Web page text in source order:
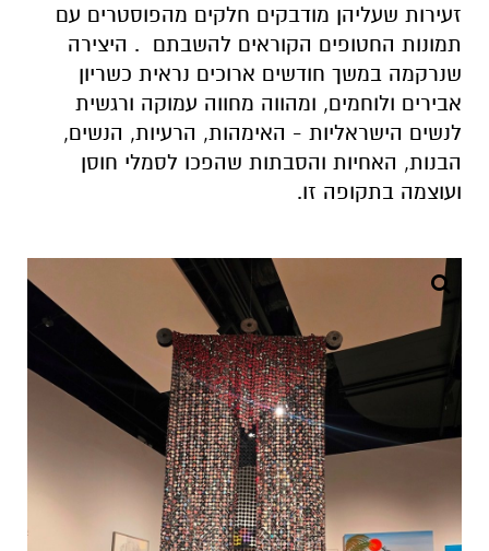
זעירות שעליהן מודבקים חלקים מהפוסטרים עם
תמונות החטופים הקוראים להשבתם . היצירה
שנרקמה במשך חודשים ארוכים נראית כשריון
אבירים ולוחמים, ומהווה מחווה עמוקה ורגשית
לנשים הישראליות - האימהות, הרעיות, הנשים,
הבנות, האחיות והסבתות שהפכו לסמלי חוסן
ועוצמה בתקופה זו.